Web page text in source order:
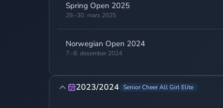
Spring Open 2025
29.–30. mars 2025
Norwegian Open 2024
7.–8. desember 2024
2023/2024 Senior Cheer All Girl Elite